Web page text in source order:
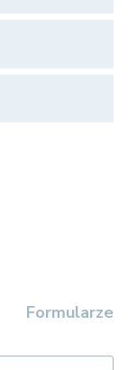
Formularze